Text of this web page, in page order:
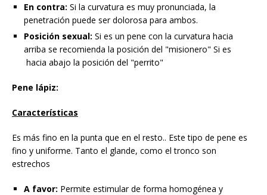
En contra: Si la curvatura es muy pronunciada, la
penetración puede ser dolorosa para ambos.
Posición sexual: Si es un pene con la curvatura hacia
arriba se recomienda la posición del "misionero" Si es
hacia abajo la posición del "perrito"
Pene lápiz:
Características
Es más fino en la punta que en el resto.. Este tipo de pene es
fino y uniforme. Tanto el glande, como el tronco son
estrechos
A favor: Permite estimular de forma homogénea y